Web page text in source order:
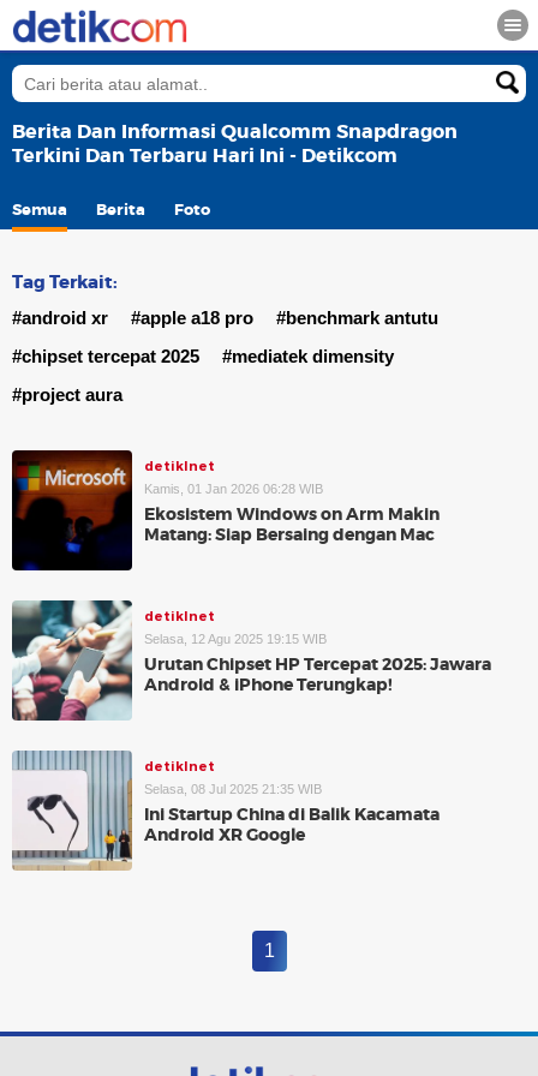
Berita Dan Informasi Qualcomm Snapdragon
Terkini Dan Terbaru Hari Ini - Detikcom
Semua Berita Foto
Tag Terkait:
#android xr #apple a18 pro
#benchmark antutu
#chipset tercepat 2025
#mediatek dimensity
#project aura
detikInet
Kamis, 01 Jan 2026 06:28 WIB
Ekosistem Windows on Arm Makin
Matang: Siap Bersaing dengan Mac
detikInet
Selasa, 12 Agu 2025 19:15 WIB
Urutan Chipset HP Tercepat 2025: Jawara
Android & iPhone Terungkap!
detikInet
Selasa, 08 Jul 2025 21:35 WIB
Ini Startup China di Balik Kacamata
Android XR Google
1